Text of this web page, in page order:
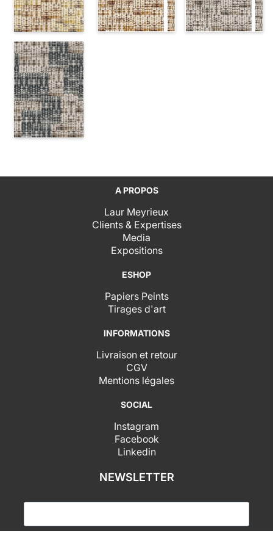
A PROPOS
Laur Meyrieux
Clients & Expertises
Media
Expositions
ESHOP
Papiers Peints
Tirages d'art
INFORMATIONS
Livraison et retour
CGV
Mentions légales
SOCIAL
Instagram
Facebook
Linkedin
NEWSLETTER